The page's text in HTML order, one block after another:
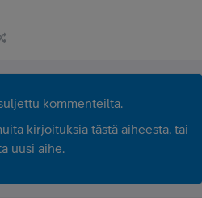
kommenteilta.
kirjoituksia tästä aiheesta, tai
uusi aihe.